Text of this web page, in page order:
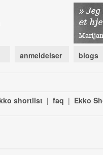
anmeldelser blogs
shortlist | faq | Ekko